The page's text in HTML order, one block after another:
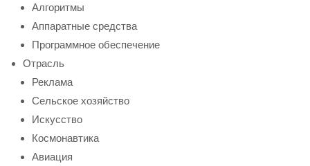
Алгоритмы
Аппаратные средства
Программное обеспечение
Отрасль
Реклама
Сельское хозяйство
Искусство
Космонавтика
Авиация